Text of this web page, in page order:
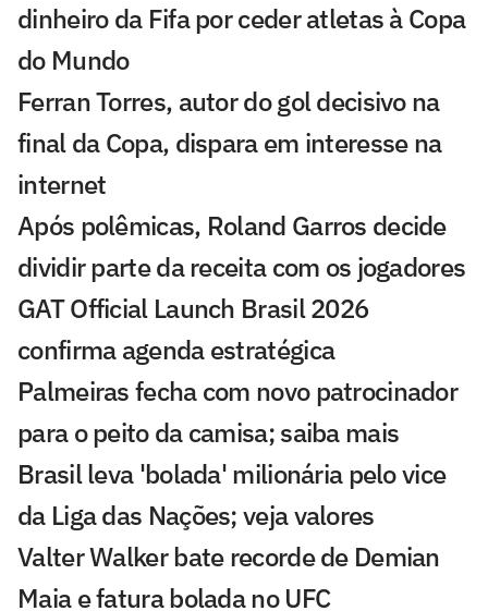
dinheiro da Fifa por ceder atletas à Copa
do Mundo
Ferran Torres, autor do gol decisivo na
final da Copa, dispara em interesse na
internet
Após polêmicas, Roland Garros decide
dividir parte da receita com os jogadores
GAT Official Launch Brasil 2026
confirma agenda estratégica
Palmeiras fecha com novo patrocinador
para o peito da camisa; saiba mais
Brasil leva 'bolada' milionária pelo vice
da Liga das Nações; veja valores
Valter Walker bate recorde de Demian
Maia e fatura bolada no UFC